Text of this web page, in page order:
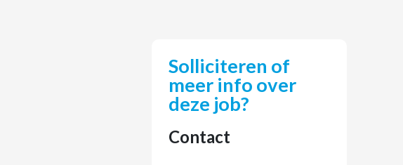
Solliciteren of
meer info over
deze job?
Contact